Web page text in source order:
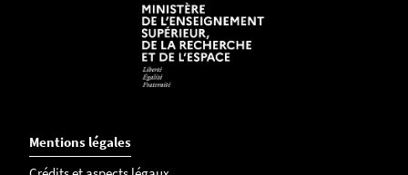
Mentions légales